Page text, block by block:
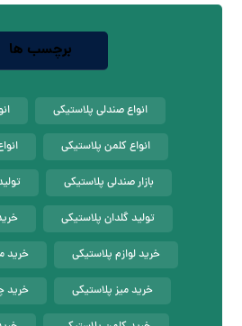
برچسب ها
انواع صندلی پلاستیکی
انواع کلمن پلاستیکی
بازار صندلی پلاستیکی
تولید گلدان پلاستیکی
خرید لوازم پلاستیکی خرید
خرید میز پلاستیکی خرید